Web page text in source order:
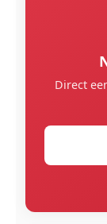
Direct